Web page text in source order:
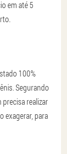
em até 5
100%
Segurando
realizar
exagerar, para